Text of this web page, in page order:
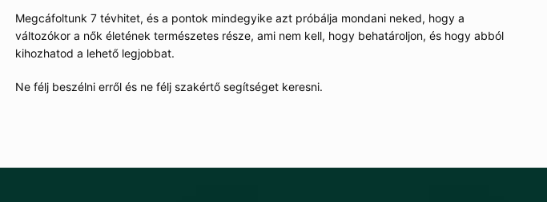
Megcáfoltunk 7 tévhitet, és a pontok mindegyike azt próbálja mondani neked, hogy a
változókor a nők életének természetes része, ami nem kell, hogy behatároljon, és hogy abból
kihozhatod a lehető legjobbat.
Ne félj beszélni erről és ne félj szakértő segítséget keresni.